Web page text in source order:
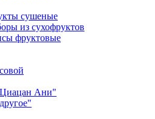
сушеные
из сухофруктов
фруктовые
Ани"